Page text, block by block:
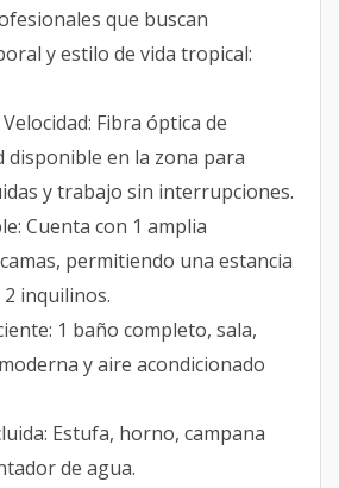
que buscan
y estilo de vida tropical:
Fibra óptica de
disponible en la zona para
y trabajo sin interrupciones.
Cuenta con 1 amplia
permitiendo una estancia
inquilinos.
1 baño completo, sala,
y aire acondicionado
Estufa, horno, campana
de agua.